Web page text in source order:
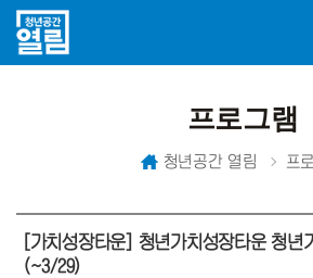
프로그램
청년공간 열림 프
[가치성장타운] 청년가치성장타운 청년
(~3/29)